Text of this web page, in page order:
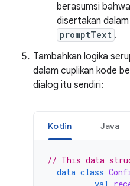
berasumsi
disertakan dalam
promptText .
Tambahkan logika
dalam cuplikan kode
dialog itu sendiri:
Kotlin Java
// This data
data class